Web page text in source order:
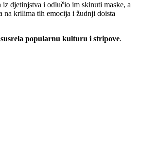
iz djetinjstva i odlučio im skinuti maske, a
na krilima tih emocija i žudnji doista
popularnu kulturu i stripove.